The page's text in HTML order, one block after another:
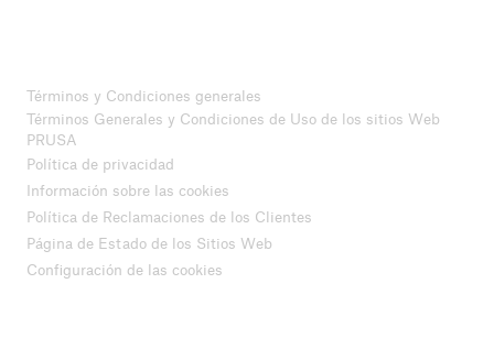
Términos y Condiciones generales
Términos Generales y Condiciones de Uso de los sitios Web
PRUSA
Política de privacidad
Información sobre las cookies
Política de Reclamaciones de los Clientes
Página de Estado de los Sitios Web
Configuración de las cookies